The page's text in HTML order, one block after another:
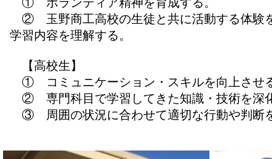
① ボランティア精神を育成する。
② 玉野商工高校の生徒と共に活動する体験
学習内容を理解する。
【高校生】
① コミュニケーション・スキルを向上させ
② 専門科目で学習してきた知識・技術を深
③ 周囲の状況に合わせて適切な行動や判断